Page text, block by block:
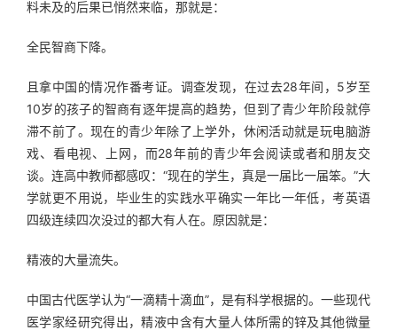
料未及的后果已悄然来临，那就是：
全民智商下降。
且拿中国的情况作番考证。调查发现，在过去28年间，5岁至
10岁的孩子的智商有逐年提高的趋势，但到了青少年阶段就停
滞不前了。现在的青少年除了上学外，休闲活动就是玩电脑游
戏、看电视、上网，而28年前的青少年会阅读或者和朋友交
谈。连高中教师都感叹：“现在的学生，真是一届比一届笨。”大
学就更不用说，毕业生的实践水平确实一年比一年低，考英语
四级连续四次没过的都大有人在。原因就是：
精液的大量流失。
中国古代医学认为“一滴精十滴血”，是有科学根据的。一些现代
医学家经研究得出，精液中含有大量人体所需的锌及其他微量